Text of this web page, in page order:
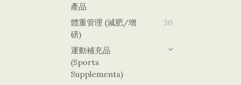
產品
體重管理 (減肥/增
磅)
30
運動補充品
(Sports
Supplements)